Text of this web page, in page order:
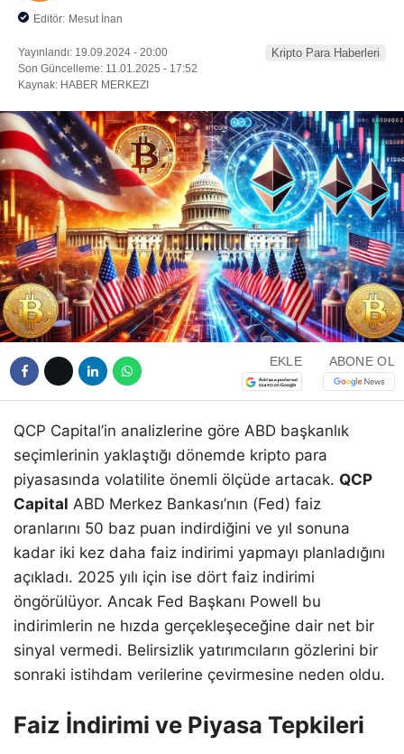
Editör: Mesut İnan
Yayınlandı: 19.09.2024 - 20:00
Son Güncelleme: 11.01.2025 - 17:52
Kaynak: HABER MERKEZI
Kripto Para Haberleri
EKLE ABONE OL
QCP Capital’in analizlerine göre ABD başkanlık
seçimlerinin yaklaştığı dönemde kripto para
piyasasında volatilite önemli ölçüde artacak. QCP
Capital ABD Merkez Bankası’nın (Fed) faiz
oranlarını 50 baz puan indirdiğini ve yıl sonuna
kadar iki kez daha faiz indirimi yapmayı planladığını
açıkladı. 2025 yılı için ise dört faiz indirimi
öngörülüyor. Ancak Fed Başkanı Powell bu
indirimlerin ne hızda gerçekleşeceğine dair net bir
sinyal vermedi. Belirsizlik yatırımcıların gözlerini bir
sonraki istihdam verilerine çevirmesine neden oldu.
Faiz İndirimi ve Piyasa Tepkileri